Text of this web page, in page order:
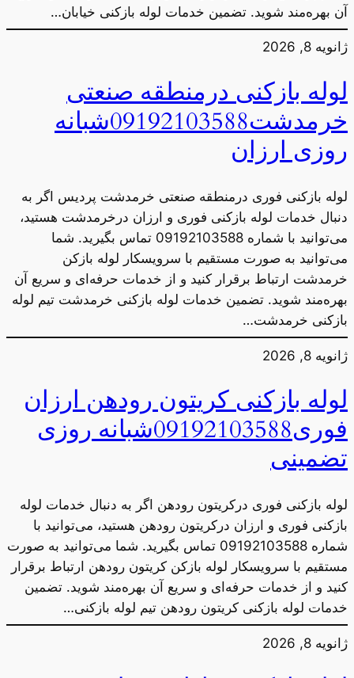
آن بهره‌مند شوید. تضمین خدمات لوله بازکنی خیابان…
ژانویه 8, 2026
لوله بازکنی درمنطقه صنعتی
خرمدشت09192103588شبانه
روزی ارزان
لوله بازکنی فوری درمنطقه صنعتی خرمدشت پردیس اگر به
دنبال خدمات لوله بازکنی فوری و ارزان درخرمدشت هستید،
می‌توانید با شماره 09192103588 تماس بگیرید. شما
می‌توانید به صورت مستقیم با سرویسکار لوله بازکن
خرمدشت ارتباط برقرار کنید و از خدمات حرفه‌ای و سریع آن
بهره‌مند شوید. تضمین خدمات لوله بازکنی خرمدشت تیم لوله
بازکنی خرمدشت…
ژانویه 8, 2026
لوله بازکنی کریتون رودهن ارزان
فوری09192103588شبانه روزی
تضمینی
لوله بازکنی فوری درکریتون رودهن اگر به دنبال خدمات لوله
بازکنی فوری و ارزان درکریتون رودهن هستید، می‌توانید با
شماره 09192103588 تماس بگیرید. شما می‌توانید به صورت
مستقیم با سرویسکار لوله بازکن کریتون رودهن ارتباط برقرار
کنید و از خدمات حرفه‌ای و سریع آن بهره‌مند شوید. تضمین
خدمات لوله بازکنی کریتون رودهن تیم لوله بازکنی…
ژانویه 8, 2026